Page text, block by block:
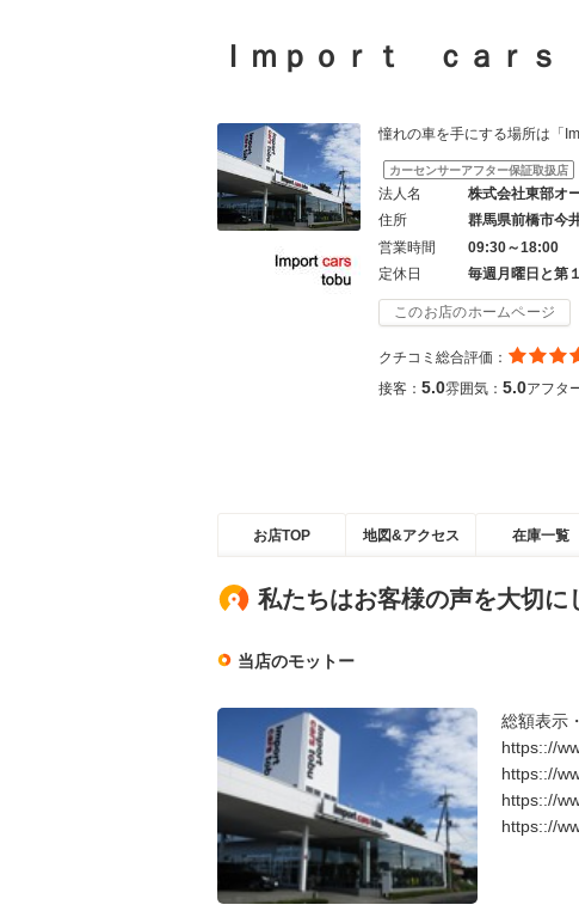
Ｉｍｐｏｒｔ ｃａｒ
憧れの車を手にする場所は「
カーセンサーアフター保証取扱店
法人名
株式会社東部オ
住所
群馬県前橋市今
営業時間
09:30～18:00
定休日
毎週月曜日と第
このお店のホームページ
クチコミ総合評価：
接客： 5.0雰囲気： 5.0アフタ
お店TOP 地図&アクセス 在庫一覧
私たちはお客様の声を大切に
当店のモットー
総額表示
https:://
https:://
https:://
https:://